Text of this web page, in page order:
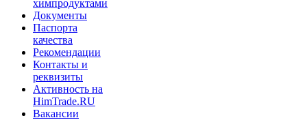
химпродуктами
Документы
Паспорта
качества
Рекомендации
Контакты и
реквизиты
Активность на
HimTrade.RU
Вакансии